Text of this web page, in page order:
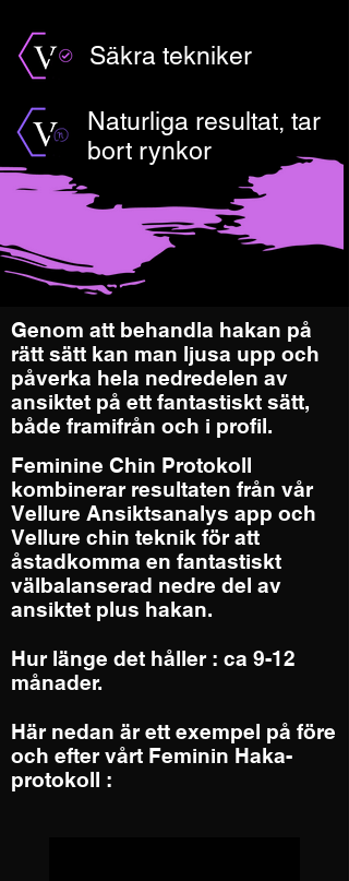
Säkra tekniker
Naturliga resultat, tar
bort rynkor
Genom att behandla hakan på
rätt sätt kan man ljusa upp och
påverka hela nedredelen av
ansiktet på ett fantastiskt sätt,
både framifrån och i profil.
Feminine Chin Protokoll
kombinerar resultaten från vår
Vellure Ansiktsanalys app och
Vellure chin teknik för att
åstadkomma en fantastiskt
välbalanserad nedre del av
ansiktet plus hakan.
Hur länge det håller : ca 9-12
månader.
Här nedan är ett exempel på före
och efter vårt Feminin Haka-
protokoll :